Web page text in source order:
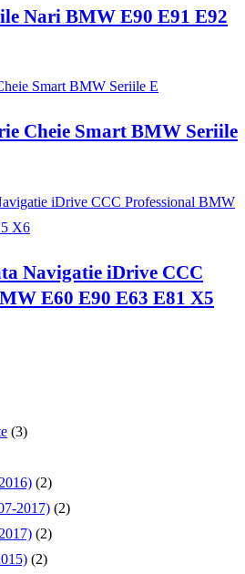
Nari BMW E90 E91 E92
Cheie Smart BMW Seriile
Navigatie iDrive CCC
E60 E90 E63 E81 X5
(3)
(2)
2017) (2)
(2)
(2)